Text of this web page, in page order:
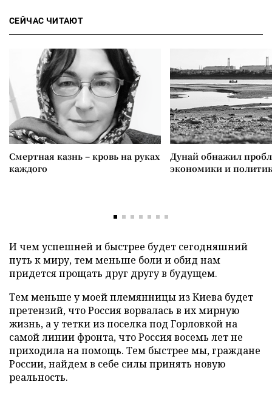
СЕЙЧАС ЧИТАЮТ
Смертная казнь – кровь на руках
каждого
Дунай обнажил
экономики и
И чем успешней и быстрее будет сегодняшний
путь к миру, тем меньше боли и обид нам
придется прощать друг другу в будущем.
Тем меньше у моей племянницы из Киева будет
претензий, что Россия ворвалась в их мирную
жизнь, а у тетки из поселка под Горловкой на
самой линии фронта, что Россия восемь лет не
приходила на помощь. Тем быстрее мы, граждане
России, найдем в себе силы принять новую
реальность.